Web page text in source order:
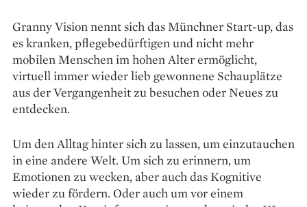
Granny Vision nennt sich das Münchner Start-up, das
es kranken, pflegebedürftigen und nicht mehr
mobilen Menschen im hohen Alter ermöglicht,
virtuell immer wieder lieb gewonnene Schauplätze
aus der Vergangenheit zu besuchen oder Neues zu
entdecken.
Um den Alltag hinter sich zu lassen, um einzutauchen
in eine andere Welt. Um sich zu erinnern, um
Emotionen zu wecken, aber auch das Kognitive
wieder zu fördern. Oder auch um vor einem